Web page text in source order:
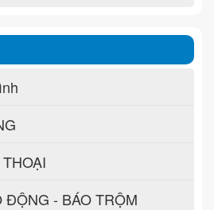
ĐỘNG - BÁO TRỘM